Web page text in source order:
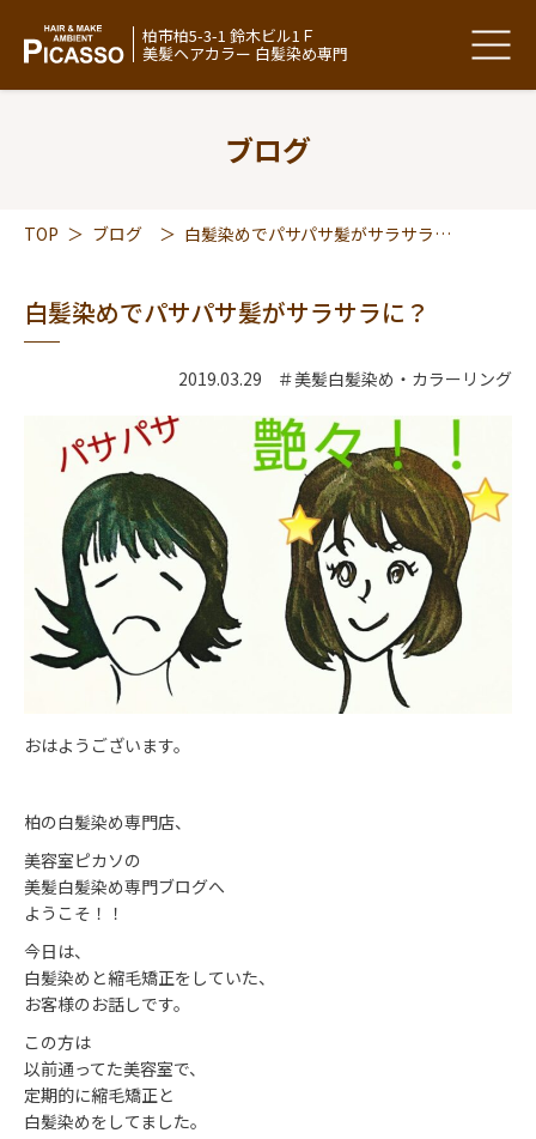
柏市柏5-3-1 鈴木ビル1Ｆ
美髪ヘアカラー 白髪染め専門
ブログ
TOP ＞ ブログ ＞ 白髪染めでパサパサ髪がサラサラに？
白髪染めでパサパサ髪がサラサラに？
2019.03.29 ＃美髪白髪染め・カラーリング
おはようございます。
柏の白髪染め専門店、
美容室ピカソの
美髪白髪染め専門ブログへ
ようこそ！！
今日は、
白髪染めと縮毛矯正をしていた、
お客様のお話しです。
この方は
以前通ってた美容室で、
定期的に縮毛矯正と
白髪染めをしてました。